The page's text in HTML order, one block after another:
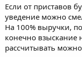
Если от приставов
уведение можно
На 100% выручки,
конечно взыскание
рассчитывать